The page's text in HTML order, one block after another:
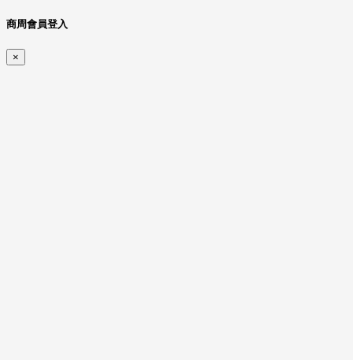
商周會員登入
×